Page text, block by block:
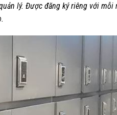
lý. Được đăng ký riêng với